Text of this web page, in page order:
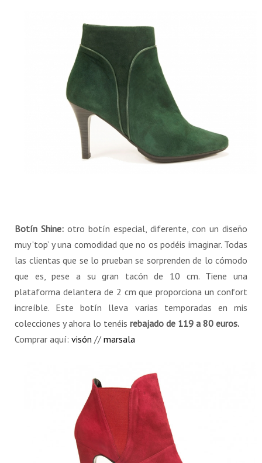
Botín Shine: otro botín especial, diferente, con un diseño
muy ‘top’ y una comodidad que no os podéis imaginar. Todas
las clientas que se lo prueban se sorprenden de lo cómodo
que es, pese a su gran tacón de 10 cm. Tiene una
plataforma delantera de 2 cm que proporciona un confort
increíble. Este botín lleva varias temporadas en mis
colecciones y ahora lo tenéis rebajado de 119 a 80 euros.
Comprar aquí: visón // marsala